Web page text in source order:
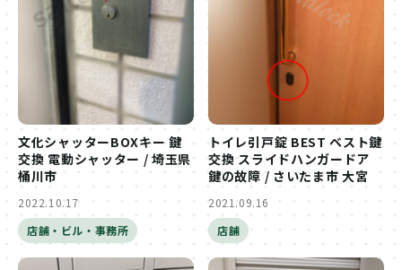
文化シャッターBOXキー 鍵
交換 電動シャッター / 埼玉県
桶川市
2022.10.17
店舗・ビル・事務所
トイレ引戸錠 BEST ベスト鍵
交換 スライドハンガードア
鍵の故障 / さいたま市 大宮
2021.09.16
店舗